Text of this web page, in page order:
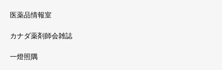
医薬品情報室
カナダ薬剤師会雑誌
一燈照隅